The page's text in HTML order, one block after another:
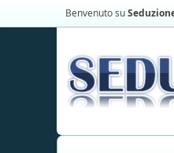
Benvenuto su